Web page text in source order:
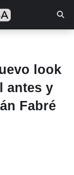
look
antes y
Fabré